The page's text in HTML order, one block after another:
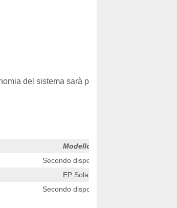
del sistema sarà possibile aggiungere
Modello
Secondo disponibilità
EP Solar
Secondo disponibilità